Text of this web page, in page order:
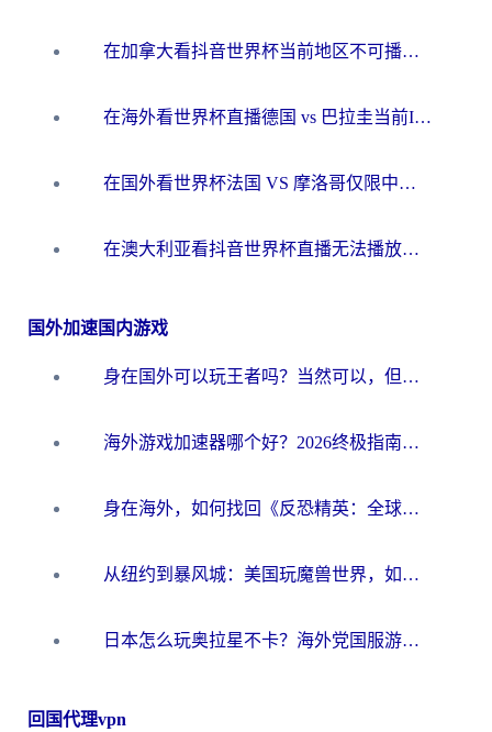
在加拿大看抖音世界杯当前地区不可播放？海外党体育观赛终极指南
在海外看世界杯直播德国 vs 巴拉圭当前IP受限制？这篇指南帮你轻松解决地区限制
在国外看世界杯法国 VS 摩洛哥仅限中国大陆？别让地域限制拦下你的欢呼
在澳大利亚看抖音世界杯直播无法播放？海外党体育观赛终极指南来了！
国外加速国内游戏
身在国外可以玩王者吗？当然可以，但你需要这份“加速”指南
海外游戏加速器哪个好？2026终极指南帮你畅玩国服+解决卡顿难题
身在海外，如何找回《反恐精英：全球攻势》国服的丝滑手感？一份给你的终极指南
从纽约到暴风城：美国玩魔兽世界，如何找到你的最佳网络航线
日本怎么玩奥拉星不卡？海外党国服游戏加速器选择全攻略
回国代理vpn